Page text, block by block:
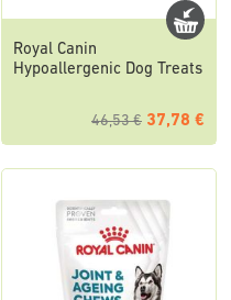
Royal Canin
Hypoallergenic Dog Treats
46,53 € 37,78 €